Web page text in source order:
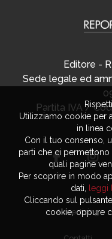
Editore -
Sede legale ed
Partita IVA /
Advertising
Utilizziamo cookie per
in linea
Con il tuo consenso,
parti che ci
quali pagine
Per scoprire in modo
dati,
leggi
Cliccando sul pulsante
cookie, oppure